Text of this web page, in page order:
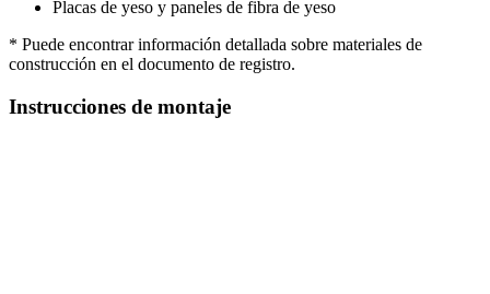
Placas de yeso y paneles de fibra de yeso
* Puede encontrar información detallada sobre materiales de
construcción en el documento de registro.
Instrucciones de montaje